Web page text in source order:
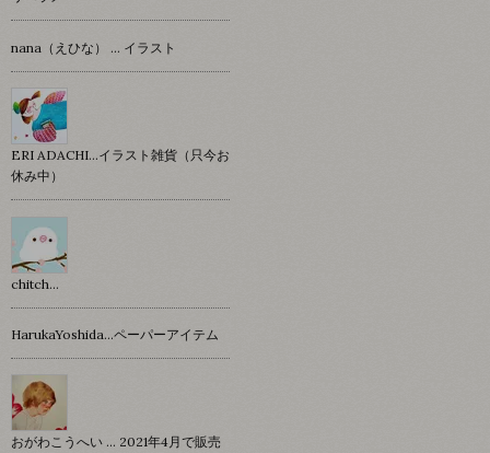
nana（えひな） … イラスト
ERI ADACHI...イラスト雑貨（只今お
休み中）
chitch…
HarukaYoshida…ペーパーアイテム
おがわこうへい … 2021年4月で販売